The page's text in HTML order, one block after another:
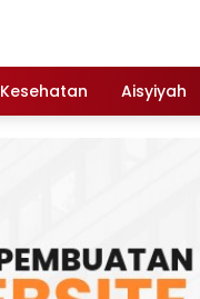
Kesehatan Aisyiyah